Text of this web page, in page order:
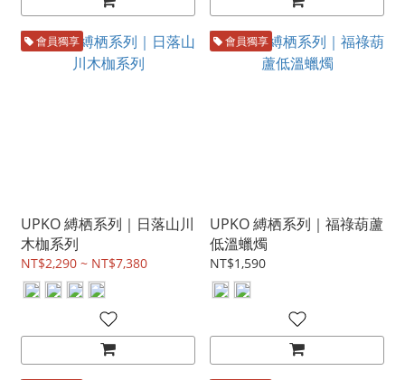
會員獨享
UPKO 縛栖系列｜日落山川
木枷系列
NT$2,290 ~ NT$7,380
會員獨享
UPKO 縛栖系列｜福祿葫蘆
低溫蠟燭
NT$1,590